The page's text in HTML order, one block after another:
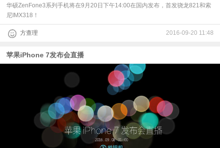
华硕ZenFone3系列手机将在9月20日下午14:00在国内发布，首发骁龙821和索
尼IMX318！
方查理 2016-09-20 11:48
苹果iPhone 7发布会直播